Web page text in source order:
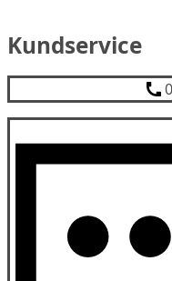
Kundservice